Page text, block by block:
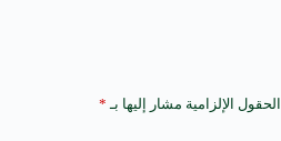
الحقول الإلزامية مشار إليها بـ *